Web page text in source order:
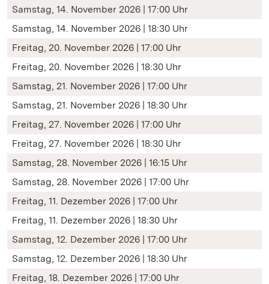
Samstag, 14. November 2026 | 17:00 Uhr
Samstag, 14. November 2026 | 18:30 Uhr
Freitag, 20. November 2026 | 17:00 Uhr
Freitag, 20. November 2026 | 18:30 Uhr
Samstag, 21. November 2026 | 17:00 Uhr
Samstag, 21. November 2026 | 18:30 Uhr
Freitag, 27. November 2026 | 17:00 Uhr
Freitag, 27. November 2026 | 18:30 Uhr
Samstag, 28. November 2026 | 16:15 Uhr
Samstag, 28. November 2026 | 17:00 Uhr
Freitag, 11. Dezember 2026 | 17:00 Uhr
Freitag, 11. Dezember 2026 | 18:30 Uhr
Samstag, 12. Dezember 2026 | 17:00 Uhr
Samstag, 12. Dezember 2026 | 18:30 Uhr
Freitag, 18. Dezember 2026 | 17:00 Uhr